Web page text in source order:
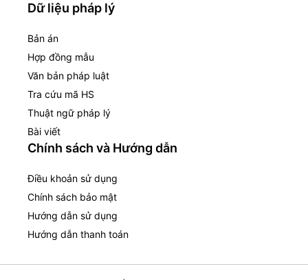
Dữ liệu pháp lý
Bản án
Hợp đồng mẫu
Văn bản pháp luật
Tra cứu mã HS
Thuật ngữ pháp lý
Bài viết
Chính sách và Hướng dẫn
Điều khoản sử dụng
Chính sách bảo mật
Hướng dẫn sử dụng
Hướng dẫn thanh toán